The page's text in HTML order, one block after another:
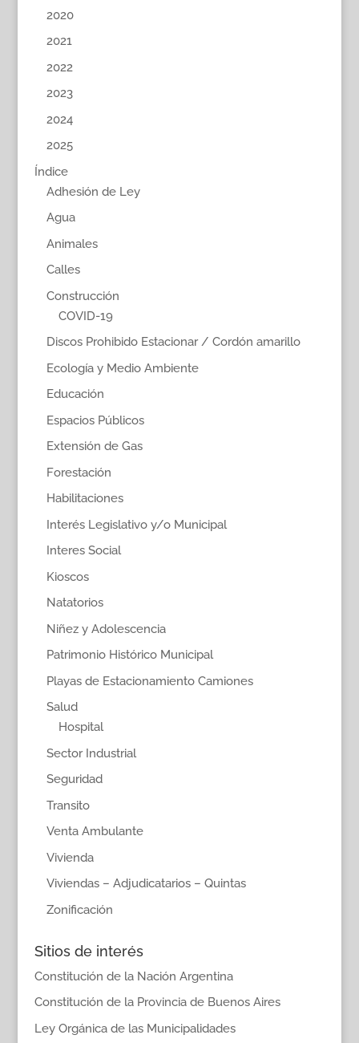
2020
2021
2022
2023
2024
2025
Índice
Adhesión de Ley
Agua
Animales
Calles
Construcción
COVID-19
Discos Prohibido Estacionar / Cordón amarillo
Ecología y Medio Ambiente
Educación
Espacios Públicos
Extensión de Gas
Forestación
Habilitaciones
Interés Legislativo y/o Municipal
Interes Social
Kioscos
Natatorios
Niñez y Adolescencia
Patrimonio Histórico Municipal
Playas de Estacionamiento Camiones
Salud
Hospital
Sector Industrial
Seguridad
Transito
Venta Ambulante
Vivienda
Viviendas – Adjudicatarios – Quintas
Zonificación
Sitios de interés
Constitución de la Nación Argentina
Constitución de la Provincia de Buenos Aires
Ley Orgánica de las Municipalidades